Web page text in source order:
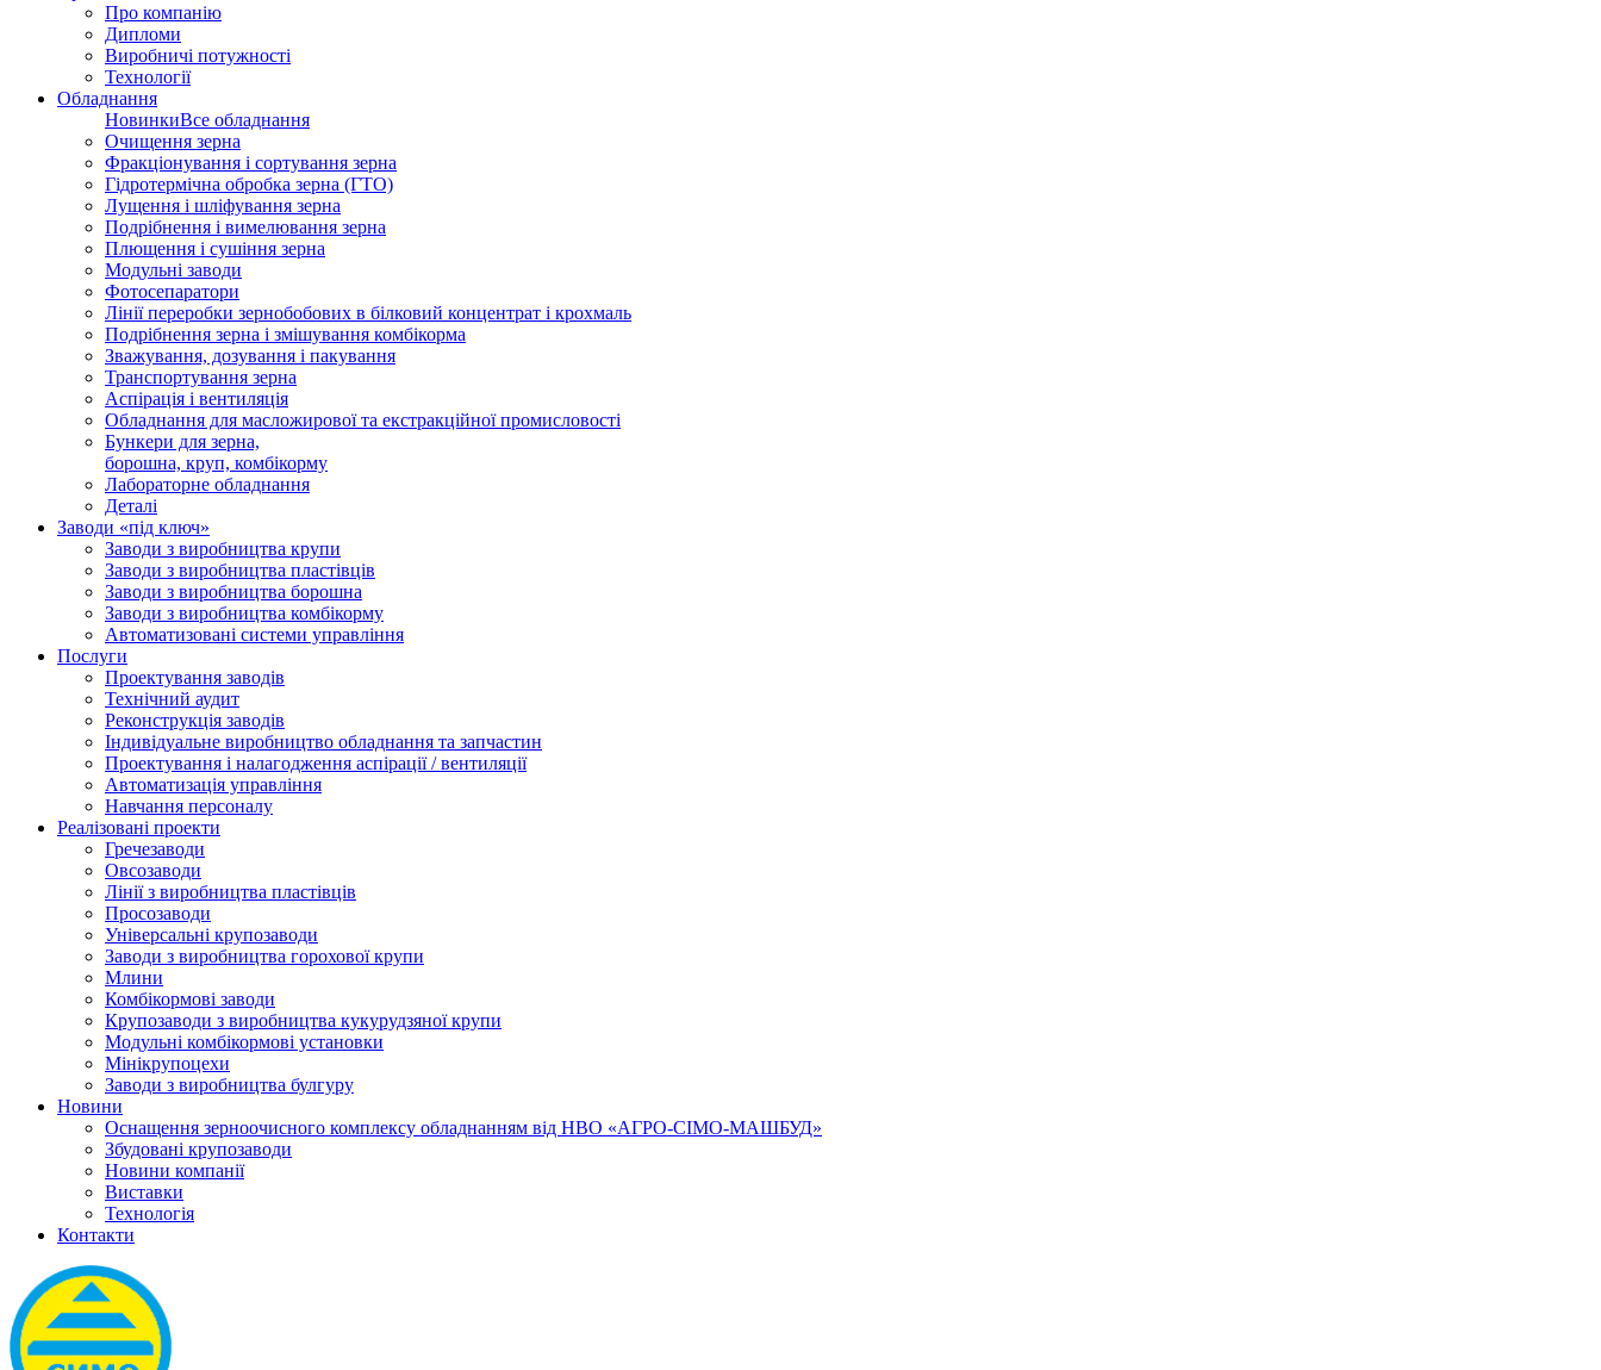
Про компанію
Дипломи
Виробничі потужності
Технології
Обладнання
НовинкиВсе обладнання
Очищення зерна
Фракціонування і сортування зерна
Гідротермічна обробка зерна (ГТО)
Лущення і шліфування зерна
Подрібнення і вимелювання зерна
Плющення і сушіння зерна
Модульні заводи
Фотосепаратори
Лінії переробки зернобобових в білковий концентрат і крохмаль
Подрібнення зерна і змішування комбікорма
Зважування, дозування і пакування
Транспортування зерна
Аспірація і вентиляція
Обладнання для масложирової та екстракційної промисловості
Бункери для зерна,
борошна, круп, комбікорму
Лабораторне обладнання
Деталі
Заводи «під ключ»
Заводи з виробництва крупи
Заводи з виробництва пластівців
Заводи з виробництва борошна
Заводи з виробництва комбікорму
Автоматизовані системи управління
Послуги
Проектування заводів
Технічний аудит
Реконструкція заводів
Індивідуальне виробництво обладнання та запчастин
Проектування і налагодження аспірації / вентиляції
Автоматизація управління
Навчання персоналу
Реалізовані проекти
Гречезаводи
Овсозаводи
Лінії з виробництва пластівців
Просозаводи
Універсальні крупозаводи
Заводи з виробництва горохової крупи
Млини
Комбікормові заводи
Крупозаводи з виробництва кукурудзяної крупи
Модульні комбікормові установки
Мінікрупоцехи
Заводи з виробництва булгуру
Новини
Оснащення зерноочисного комплексу обладнанням від НВО «АГРО-СІМО-МАШБУД»
Збудовані крупозаводи
Новини компанії
Виставки
Технологія
Контакти